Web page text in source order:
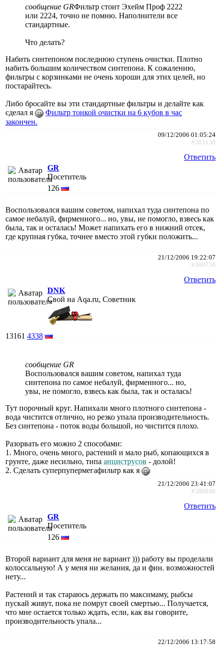
сообщение GRФильтр стоит Эхейм Проф 2222
или 2224, точно не помню. Наполнители все
стандартные.
Что делать?
Набить синтепоном последнюю ступень очистки. Плотно
набить большим количеством синтепона. К сожалению,
фильтры с корзинками не очень хороши для этих целей, но
постарайтесь.
Либо бросайте вы эти стандартные фильтры и делайте как
сделал я
Фильтр тонкой очистки на 6 кубов в час
закончен.
09/12/2006 01:05:24
#383138
Ответить
GR
Посетитель
126
Воспользовался вашим советом, напихал туда синтепона по
самое небалуй, фирменного... но, увы, не помогло, взвесь как
была, так и осталась! Может напихать его в нижний отсек,
где крупная губка, точнее вместо этой губки положить...
21/12/2006 19:22:07
#388750
Ответить
DNK
Свой на Aqa.ru, Советник
13161 4338
сообщение GR
Воспользовался вашим советом, напихал туда
синтепона по самое небалуй, фирменного... но,
увы, не помогло, взвесь как была, так и осталась!
Тут порочный круг. Напихали много плотного синтепона -
вода чистится отлично, но резко упала производительность.
Без синтепона - поток воды большой, но чистится плохо.
Разорвать его можно 2 способами:
1. Много, очень много, растений и мало рыб, копающихся в
грунте, даже несильно, типа анциструсов - долой!
2. Сделать суперпупермегафильтр как я
21/12/2006 23:41:07
#388848
Ответить
GR
Посетитель
126
Второй вариант для меня не вариант ))) работу вы проделали
колоссальную! А у меня ни желания, да и фин. возможностей
нету...
Растений и так стараюсь держать по максимаму, рыбсы
пускай живут, пока не помрут своей смертью... Получается,
что мне остается только ждать, если, как вы говорите,
производительность упала...
22/12/2006 13:17:58